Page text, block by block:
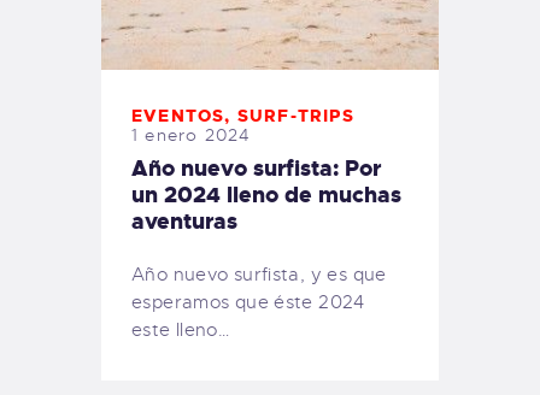
EVENTOS, SURF-TRIPS
1 enero 2024
Año nuevo surfista: Por
un 2024 lleno de muchas
aventuras
Año nuevo surfista, y es que
esperamos que éste 2024
este lleno…